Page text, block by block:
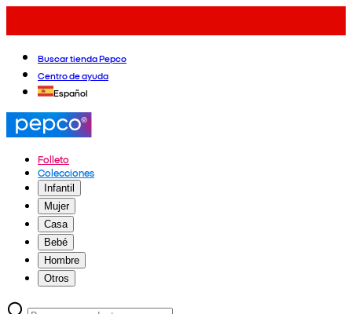
Buscar tienda Pepco
Centro de ayuda
Español
Folleto
Colecciones
Infantil
Mujer
Casa
Bebé
Hombre
Otros